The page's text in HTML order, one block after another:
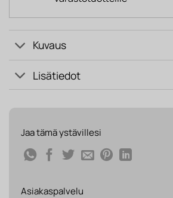
Kuvaus
Lisätiedot
Jaa tämä ystävillesi
Asiakaspalvelu